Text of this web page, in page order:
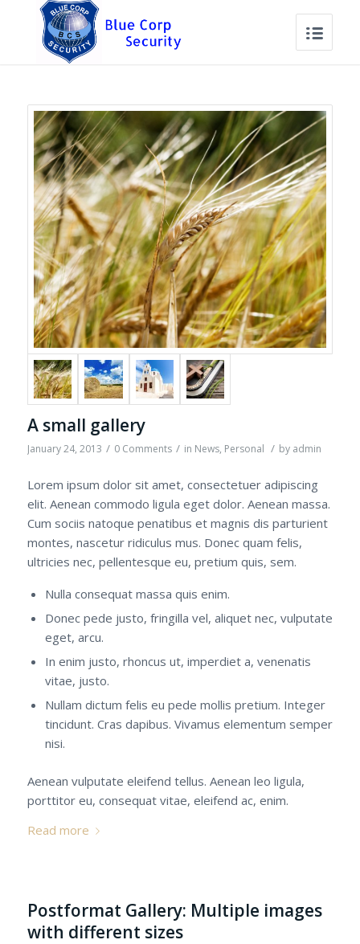
A small gallery
January 24, 2013 / 0 Comments / in News, Personal / by admin
Lorem ipsum dolor sit amet, consectetuer adipiscing
elit. Aenean commodo ligula eget dolor. Aenean massa.
Cum sociis natoque penatibus et magnis dis parturient
montes, nascetur ridiculus mus. Donec quam felis,
ultricies nec, pellentesque eu, pretium quis, sem.
Nulla consequat massa quis enim.
Donec pede justo, fringilla vel, aliquet nec, vulputate
eget, arcu.
In enim justo, rhoncus ut, imperdiet a, venenatis
vitae, justo.
Nullam dictum felis eu pede mollis pretium. Integer
tincidunt. Cras dapibus. Vivamus elementum semper
nisi.
Aenean vulputate eleifend tellus. Aenean leo ligula,
porttitor eu, consequat vitae, eleifend ac, enim.
Read more
Postformat Gallery: Multiple images
with different sizes